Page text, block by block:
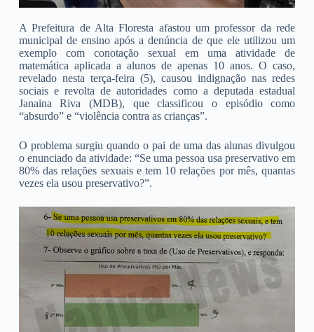
A Prefeitura de Alta Floresta afastou um professor da rede
municipal de ensino após a denúncia de que ele utilizou um
exemplo com conotação sexual em uma atividade de
matemática aplicada a alunos de apenas 10 anos. O caso,
revelado nesta terça-feira (5), causou indignação nas redes
sociais e revolta de autoridades como a deputada estadual
Janaina Riva (MDB), que classificou o episódio como
“absurdo” e “violência contra as crianças”.
O problema surgiu quando o pai de uma das alunas divulgou
o enunciado da atividade: “Se uma pessoa usa preservativo em
80% das relações sexuais e tem 10 relações por mês, quantas
vezes ela usou preservativo?”.